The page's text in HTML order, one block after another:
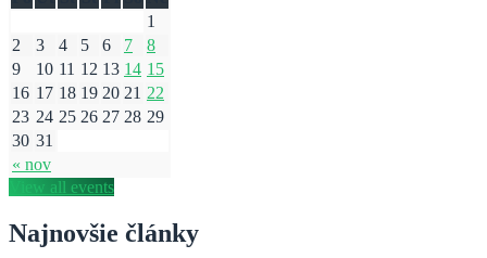
« nov
1
2
3 4 5 6 7
8
9
10 11 12 13 14 15
16 17 18 19 20 21 22
23 24 25 26 27 28 29
30 31
View all events
Najnovšie články